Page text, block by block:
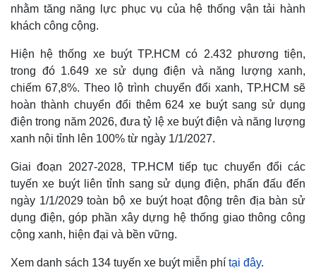
Thế giới
Quan sát
Cuộc sống đó đây
Hồ sơ
Multimedia
Video
Ảnh
E-Magazine
Infographic
nhằm tăng năng lực phục vụ của hệ thống vận tải hành
khách công cộng.
Hiện hệ thống xe buýt TP.HCM có 2.432 phương tiện,
trong đó 1.649 xe sử dụng điện và năng lượng xanh,
chiếm 67,8%. Theo lộ trình chuyển đổi xanh, TP.HCM sẽ
hoàn thành chuyển đổi thêm 624 xe buýt sang sử dụng
điện trong năm 2026, đưa tỷ lệ xe buýt điện và năng lượng
xanh nội tỉnh lên 100% từ ngày 1/1/2027.
Giai đoạn 2027-2028, TP.HCM tiếp tục chuyển đổi các
tuyến xe buýt liên tỉnh sang sử dụng điện, phấn đấu đến
ngày 1/1/2029 toàn bộ xe buýt hoạt động trên địa bàn sử
dụng điện, góp phần xây dựng hệ thống giao thông công
cộng xanh, hiện đại và bền vững.
Xem danh sách 134 tuyến xe buýt miễn phí tại đây.